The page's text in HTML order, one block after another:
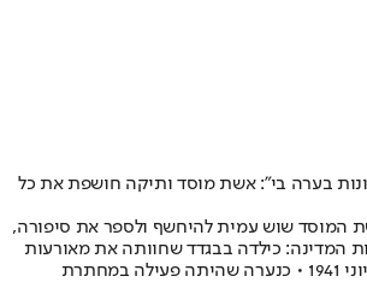
בערה בי": אשת מוסד ותיקה חושפת את כל
אשת המוסד שוש עמית להיחשף ולספר את סיפורה,
המדינה: כילדה בבגדד שחוותה את מאורעות
הפרהוד האנטישמיים ביוני 1941 • כנערה שהיתה פעילה במחתרת